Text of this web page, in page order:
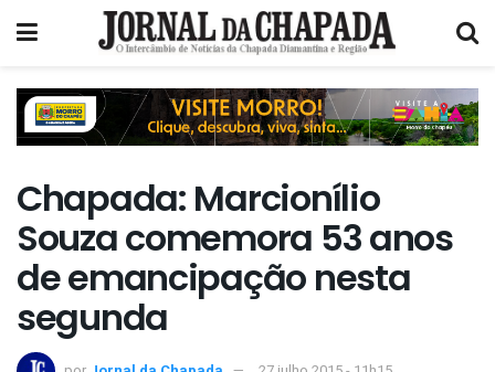
Chapada: Marcionílio
Souza comemora 53 anos
de emancipação nesta
segunda